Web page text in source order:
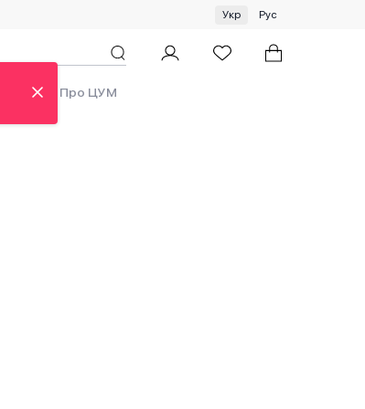
Спеціальна пропозиція на одяг та хустки ЦУМ by GUNIA
Укр Рус
Аутлет Про ЦУМ